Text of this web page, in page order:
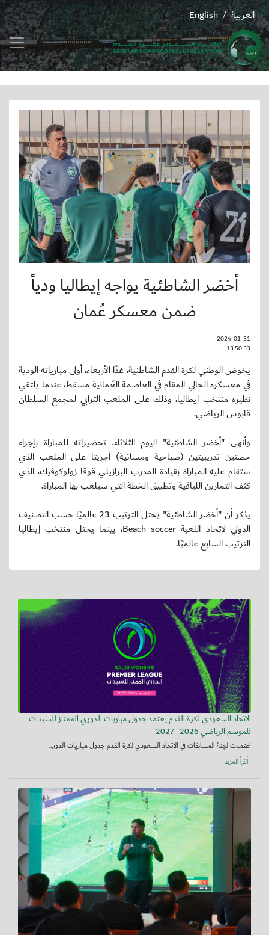
English / العربية
أخضر الشاطئية يواجه إيطاليا ودياً
ضمن معسكر عُمان
2024-01-31
13:50:53
يخوض الوطني لكرة القدم الشاطئية، غدًا الأربعاء، أولى مبارياته الودية
في معسكره الحالي المقام في العاصمة العُمانية مسقط، عندما يلتقي
نظيره منتخب إيطاليا، وذلك على الملعب الترابي لمجمع السلطان
قابوس الرياضي.
وأنهى "أخضر الشاطئية" اليوم الثلاثاء، تحضيراته للمباراة بإجراء
حصتين تدريبيتين (صباحية ومسائية) أجريتا على الملعب الذي
ستقام عليه المباراة بقيادة المدرب البرازيلي قوقا زولوكوفيك، الذي
كثف التمارين اللياقية وتطبيق الخطة التي سيلعب بها المباراة.
يذكر أن "أخضر الشاطئية" يحتل الترتيب 23 عالميًا حسب التصنيف
الدولي لاتحاد اللعبة Beach soccer، بينما يحتل منتخب إيطاليا
الترتيب السابع عالميًا.
الاتحاد السعودي لكرة القدم يعتمد جدول مباريات الدوري الممتاز للسيدات
للموسم الرياضي 2026–2027
اعتمدت لجنة المسابقات في الاتحاد السعودي لكرة القدم جدول مباريات الدور...
أقرأ المزيد